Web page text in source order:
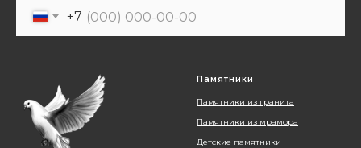
+7
Отправить заявку
Памятники
Памятники из гранита
Памятники из мрамора
Детские памятники